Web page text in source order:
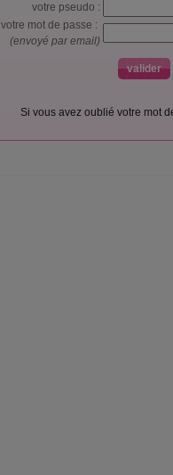
votre pseudo :
votre mot de passe :
(envoyé par email)
Si vous avez oublié votre mot